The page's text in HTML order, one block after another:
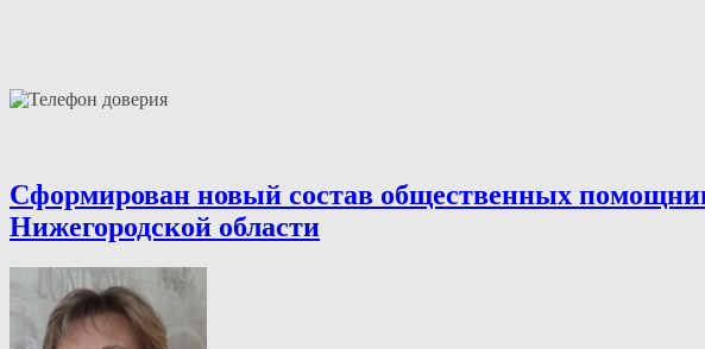
Сформирован новый состав общественных
Нижегородской области